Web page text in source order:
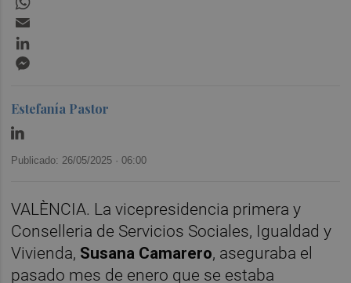
Estefanía Pastor
Publicado: 26/05/2025 ·06:00
VALÈNCIA. La vicepresidencia primera y
Conselleria de Servicios Sociales, Igualdad y
Vivienda, Susana Camarero, aseguraba el
pasado mes de enero que se estaba